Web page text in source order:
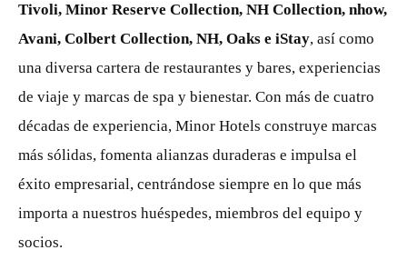
Tivoli, Minor Reserve Collection, NH Collection, nhow,
Avani, Colbert Collection, NH, Oaks e iStay, así como
una diversa cartera de restaurantes y bares, experiencias
de viaje y marcas de spa y bienestar. Con más de cuatro
décadas de experiencia, Minor Hotels construye marcas
más sólidas, fomenta alianzas duraderas e impulsa el
éxito empresarial, centrándose siempre en lo que más
importa a nuestros huéspedes, miembros del equipo y
socios.